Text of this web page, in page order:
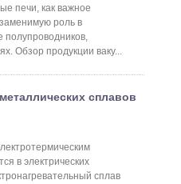
печи, как важное
роль в
полупроводников,
Обзор продукции ваку...
сплавов
в электрических
сплав